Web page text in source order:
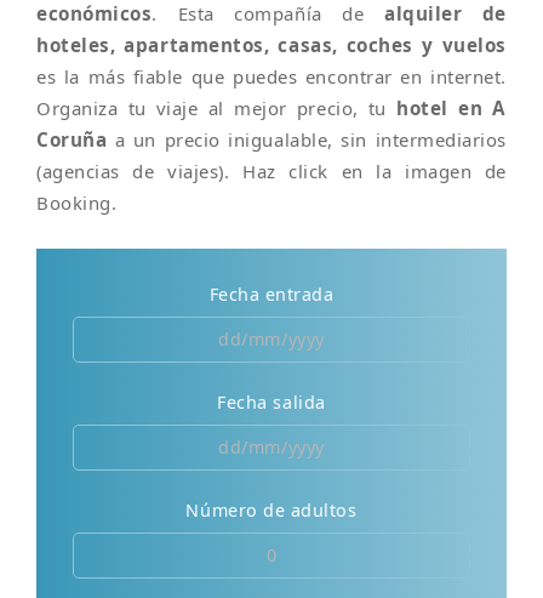
económicos. Esta compañía de alquiler de
hoteles, apartamentos, casas, coches y vuelos
es la más fiable que puedes encontrar en internet.
Organiza tu viaje al mejor precio, tu hotel en A
Coruña a un precio inigualable, sin intermediarios
(agencias de viajes). Haz click en la imagen de
Booking.
Fecha entrada
Fecha salida
Número de adultos